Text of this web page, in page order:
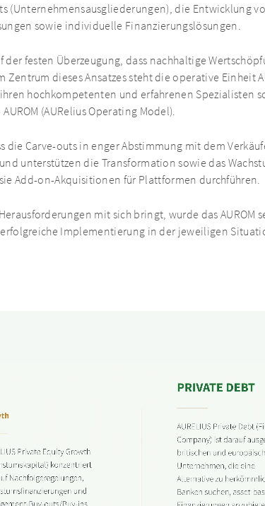
(Unternehmensausgliederungen), die Entwicklung
sowie individuelle Finanzierungslösungen.
der festen Überzeugung, dass nachhaltige
dieses Ansatzes steht die operative Einheit
hochkompetenten und erfahrenen Spezialisten
AUROM (AURelius Operating Model).
die Carve-outs in enger Abstimmung mit dem
unterstützen die Transformation sowie das
Add-on-Akquisitionen für Plattformen durchführen.
mit sich bringt, wurde das AUROM
Implementierung in der jeweiligen